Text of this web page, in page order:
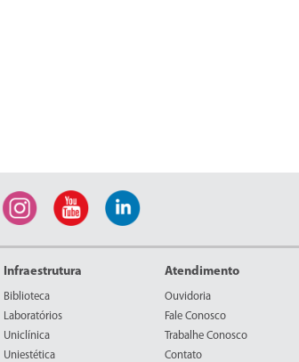
Infraestrutura
Biblioteca
Laboratórios
Uniclínica
Uniestética
Atendimento
Ouvidoria
Fale Conosco
Trabalhe Conosco
Contato